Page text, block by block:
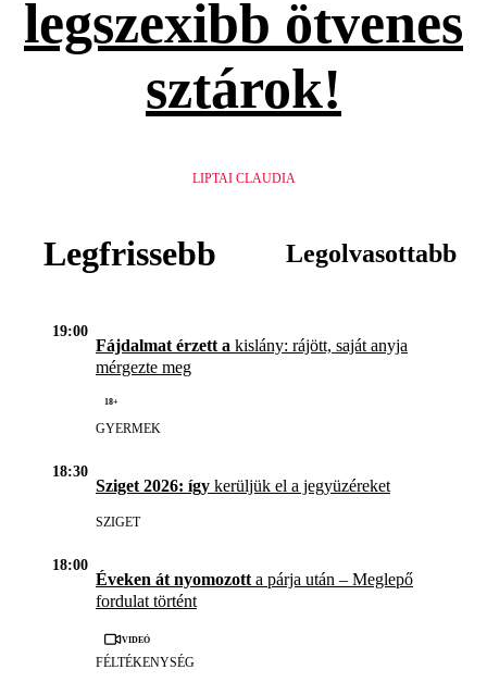
legszexibb ötvenes
sztárok!
LIPTAI CLAUDIA
Legfrissebb Legolvasottabb
19:00
Fájdalmat érzett a kislány: rájött, saját anyja
mérgezte meg
18+
GYERMEK
18:30
Sziget 2026: így kerüljük el a jegyüzéreket
SZIGET
18:00
Éveken át nyomozott a párja után – Meglepő
fordulat történt
Videó
FÉLTÉKENYSÉG